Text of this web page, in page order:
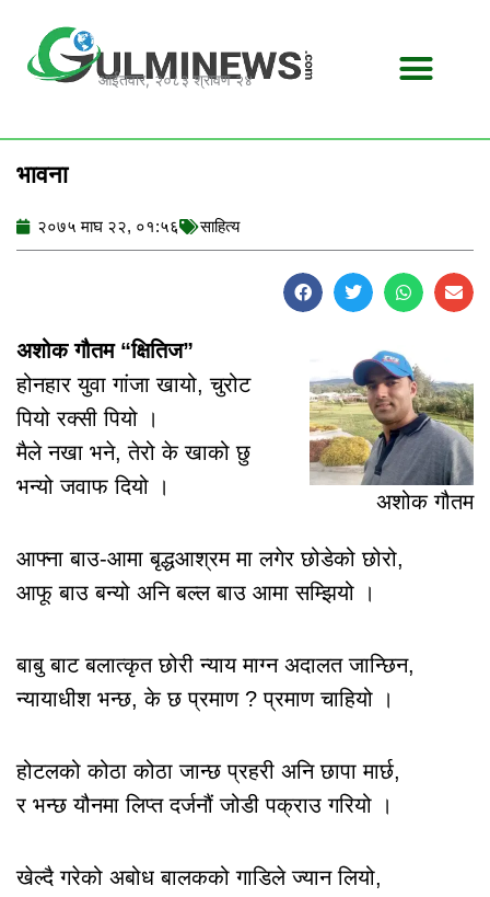
content
आईतवार, २०८३ श्रावण २४
भावना
२०७५ माघ २२, ०१:५६ साहित्य
अशोक गौतम
अशोक गौतम “क्षितिज”
होनहार युवा गांजा खायो, चुरोट
पियो रक्सी पियो ।
मैले नखा भने, तेरो के खाको छु
भन्यो जवाफ दियो ।
आफ्ना बाउ-आमा बृद्धआश्रम मा लगेर छोडेको छोरो,
आफू बाउ बन्यो अनि बल्ल बाउ आमा सम्झियो ।
बाबु बाट बलात्कृत छोरी न्याय माग्न अदालत जान्छिन,
न्यायाधीश भन्छ, के छ प्रमाण ? प्रमाण चाहियो ।
होटलको कोठा कोठा जान्छ प्रहरी अनि छापा मार्छ,
र भन्छ यौनमा लिप्त दर्जनौं जोडी पक्राउ गरियो ।
खेल्दै गरेको अबोध बालकको गाडिले ज्यान लियो,